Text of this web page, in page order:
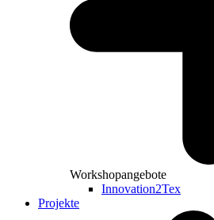
Workshopangebote
Innovation2Tex
Projekte